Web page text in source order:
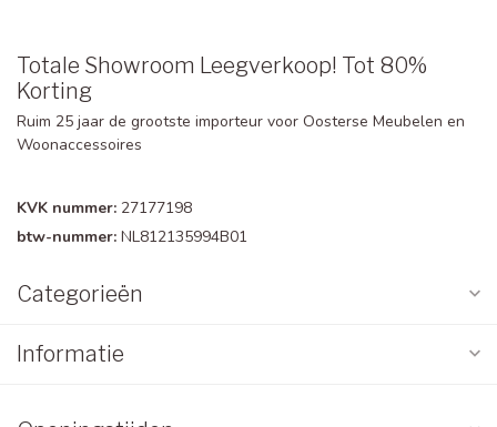
Totale Showroom Leegverkoop! Tot 80%
Korting
Ruim 25 jaar de grootste importeur voor Oosterse Meubelen en
Woonaccessoires
KVK nummer: 27177198
btw-nummer: NL812135994B01
Categorieën
Informatie